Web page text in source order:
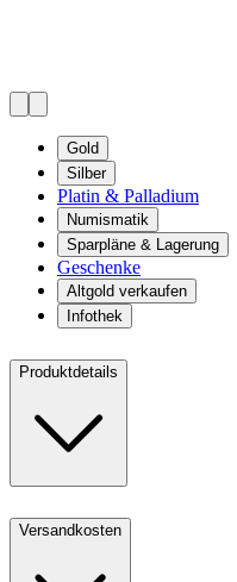
Gold
Silber
Platin & Palladium
Numismatik
Sparpläne & Lagerung
Geschenke
Altgold verkaufen
Infothek
Produktdetails
Versandkosten